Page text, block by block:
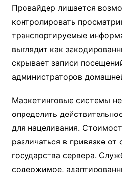
Провайдер лишается
контролировать
транспортируемые
выглядит как
скрывает записи
администраторов
Маркетинговые системы
определить
для нацеливания.
различаться в привязке от
государства сервера.
содержимое,